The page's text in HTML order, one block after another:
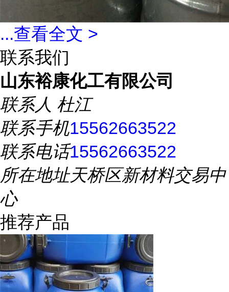
...查看全文 >
联系我们
山东裕康化工有限公司
联系人 杜江
联系手机15562663522
联系电话15562663522
所在地址天桥区新材料交易中
心
推荐产品